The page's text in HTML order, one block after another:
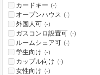
カードキー (-)
オープンハウス (-)
外国人可 (-)
ガスコンロ設置可 (-)
ルームシェア可 (-)
学生向け (-)
カップル向け (-)
女性向け (-)